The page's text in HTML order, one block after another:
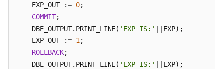
    EXP_OUT :
= 0;
COMMIT;
    DBE_OUTPUT.PRINT_LINE(
'EXP IS:'
EXP);
    EXP_OUT :
= 1 ;
ROLLBACK;
    DBE_OUTPUT.PRINT_LINE(
'EXP IS:'